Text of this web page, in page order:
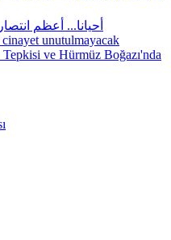
أحيانا... أعظم
unutulmayacak
ve Hürmüz Boğazı'nda